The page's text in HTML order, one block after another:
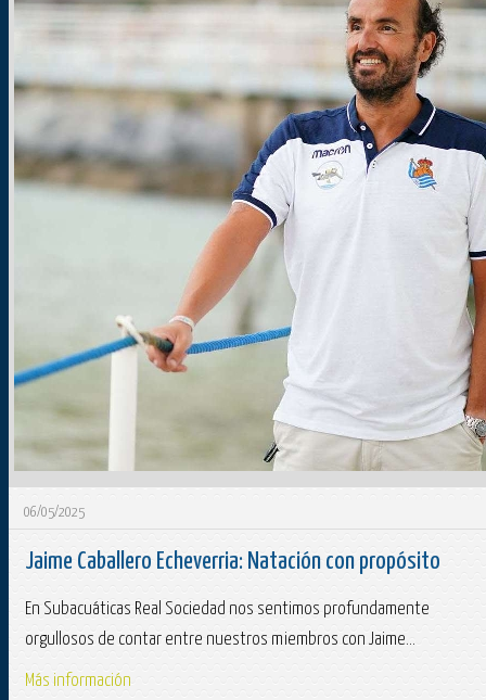
06/05/2025
Jaime Caballero Echeverria: Natación con propósito
En Subacuáticas Real Sociedad nos sentimos profundamente
orgullosos de contar entre nuestros miembros con Jaime...
Más información